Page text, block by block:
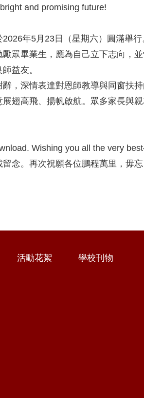
and promising future!
年5月23日（星期六）圓滿舉
眾畢業生，應為自己立下志向，
益友。
，深情表達對恩師教導與同窗扶
翅高飛、揚帆啟航。眾多家長與
Wishing you all the very
念。再次祝願各位鵬程萬里，毋忘
活動花絮 學校刊物